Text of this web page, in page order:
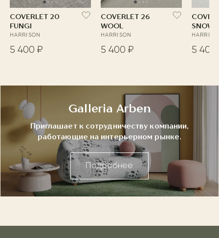
COVERLET 20
FUNGI
HARRISON
5 400 ₽
COVERLET 26
WOOL
HARRISON
5 400 ₽
SNOW
5 400
Galleria Arben
Приглашает к сотрудничеству компании,
работающие на интерьерном рынке.
Подробнее